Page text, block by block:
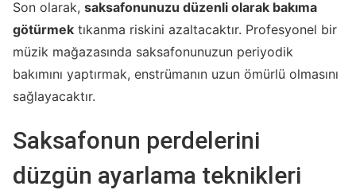
Son olarak, saksafonunuzu düzenli olarak bakıma
götürmek tıkanma riskini azaltacaktır. Profesyonel bir
müzik mağazasında saksafonunuzun periyodik
bakımını yaptırmak, enstrümanın uzun ömürlü olmasını
sağlayacaktır.
Saksafonun perdelerini
düzgün ayarlama teknikleri